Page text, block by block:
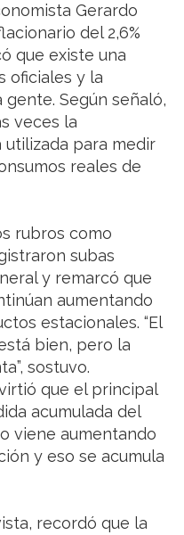
Gerardo
del 2,6%
que existe una
oficiales y la
Según señaló,
veces la
para medir
reales de
rubros como
subas
y remarcó que
aumentando
estacionales. “El
bien, pero la
sostuvo.
que el principal
acumulada del
viene aumentando
y eso se acumula
recordó que la